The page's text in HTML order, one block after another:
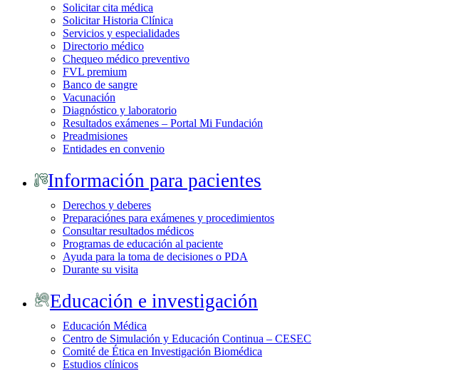
Solicitar cita médica
Solicitar Historia Clínica
Servicios y especialidades
Directorio médico
Chequeo médico preventivo
FVL premium
Banco de sangre
Vacunación
Diagnóstico y laboratorio
Resultados exámenes – Portal Mi Fundación
Preadmisiones
Entidades en convenio
Información para pacientes
Derechos y deberes
Preparaciónes para exámenes y procedimientos
Consultar resultados médicos
Programas de educación al paciente
Ayuda para la toma de decisiones o PDA
Durante su visita
Educación e investigación
Educación Médica
Centro de Simulación y Educación Continua – CESEC
Comité de Ética en Investigación Biomédica
Estudios clínicos